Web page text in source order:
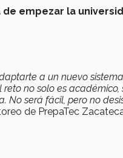
empezar la
a un nuevo
no solo es académico,
No será fácil, pero no
de PrepaTec